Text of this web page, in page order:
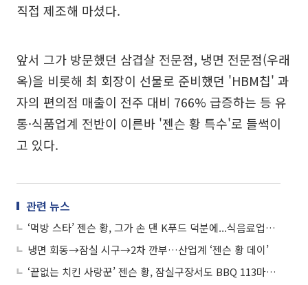
직접 제조해 마셨다.
앞서 그가 방문했던 삼겹살 전문점, 냉면 전문점(우래
옥)을 비롯해 최 회장이 선물로 준비했던 'HBM칩' 과
자의 편의점 매출이 전주 대비 766% 급증하는 등 유
통·식품업계 전반이 이른바 '젠슨 황 특수'로 들썩이
고 있다.
관련 뉴스
‘먹방 스타’ 젠슨 황, 그가 손 댄 K푸드 덕분에...식음료업계 ‘들썩’
냉면 회동→잠실 시구→2차 깐부…산업계 ‘젠슨 황 데이’
‘끝없는 치킨 사랑꾼’ 젠슨 황, 잠실구장서도 BBQ 113마리 주문 ‘치맥 즐겼다’